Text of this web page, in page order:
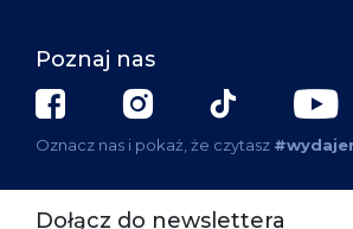
Poznaj nas
Oznacz nas i pokaż, że czytasz
Dołącz do newslettera